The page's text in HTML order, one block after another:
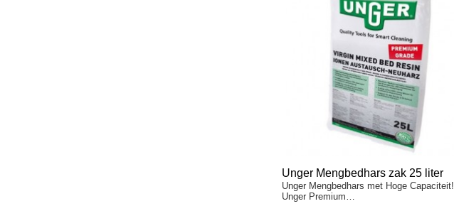
Unger Mengbedhars zak 25 liter
Unger Mengbedhars met Hoge Capaciteit!
Unger Premium…